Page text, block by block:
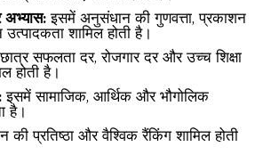
इसमें अनुसंधान की गुणवत्ता, प्रकाशन
शामिल होती है।
सफलता दर, रोजगार दर और उच्च शिक्षा
होती है।
इसमें सामाजिक, आर्थिक और भौगोलिक
है।
प्रतिष्ठा और वैश्विक रैंकिंग शामिल होती